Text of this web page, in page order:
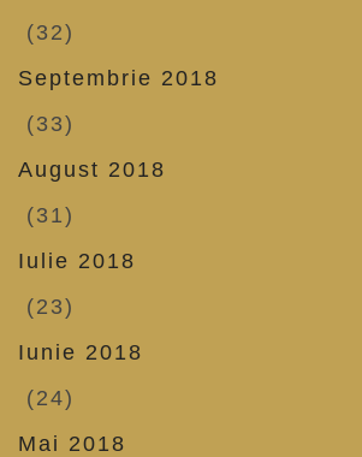
(32)
Septembrie 2018
(33)
August 2018
(31)
Iulie 2018
(23)
Iunie 2018
(24)
Mai 2018